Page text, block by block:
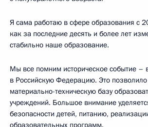
Я сама работаю в сфере образования с
как за последние десять и более лет
стабильно наше образование.
Мы все помним историческое событие
в Российскую Федерацию. Это позволило
материально-техническую базу
учреждений. Большое внимание
безопасности детей, питанию,
образовательных программ.